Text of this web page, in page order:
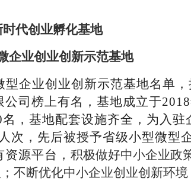
代创业孵化基地
企业创业创新示范基地
型企业创业创新示范基地名单
司榜上有名，基地成立于
，基地配套设施齐全，为入
次，先后被授予省级小型微型
源平台， 积极做好中小企业政
不断优化中小企业创业创新环